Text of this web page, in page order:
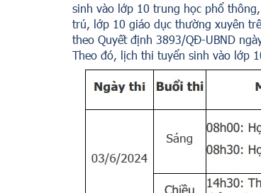
sinh vào lớp 10 trung học phổ
trú, lớp 10 giáo dục thường xuyên
theo Quyết định 3893/QĐ-UBND
Theo đó, lịch thi tuyển sinh vào lớp